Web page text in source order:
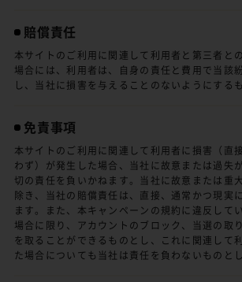
賠償責任
本サイトのご利用に関連して利用者と第三者と
場合には、利用者は、自身の責任と費用で当該
し、当社に損害を与えることのないようにする
免責事項
本サイトのご利用に関連して利用者に損害（直
わず）が発生した場合、当社に故意または過失
切の責任を負いかねます。当社に故意または重
除き、当社の賠償責任は、直接、通常かつ現実
ます。また、本キャンペーンの規約に違反して
場合に限り、アカウントのブロック、当選の取
を取ることができるものとし、これに関連して
た場合についても当社は責任を負わないものとし